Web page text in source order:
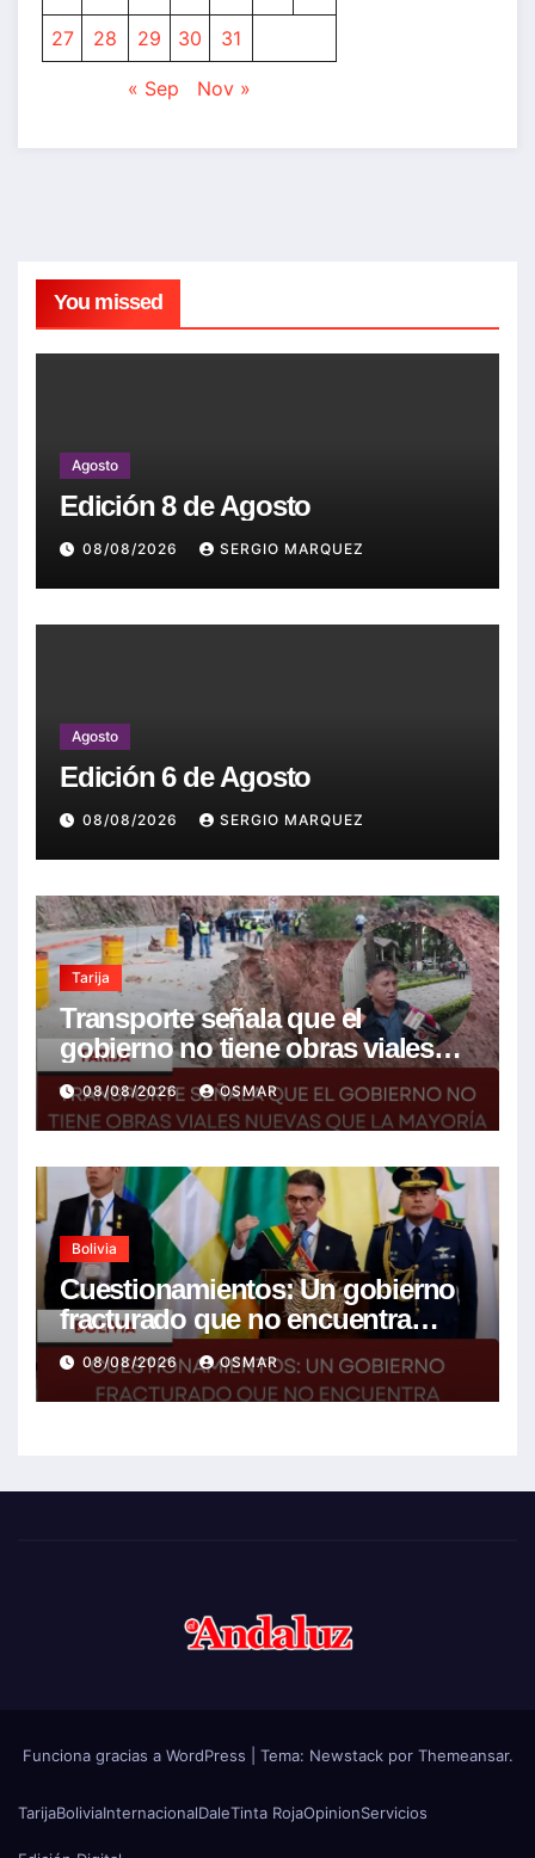
27
28 29 30 31
« Sep Nov »
You missed
Agosto
Edición 8 de Agosto
08/08/2026 SERGIO MARQUEZ
Agosto
Edición 6 de Agosto
08/08/2026 SERGIO MARQUEZ
Tarija
Transporte señala que el
gobierno no tiene obras viales
nuevas que la mayoría son de la
anterior gestión
08/08/2026 OSMAR
Bolivia
Cuestionamientos: Un gobierno
fracturado que no encuentra
soluciones a la crisis
08/08/2026 OSMAR
Funciona gracias a WordPress Tema: Newstackpor Themeansar.
TarijaBoliviaInternacionalDaleTinta RojaOpinionServicios